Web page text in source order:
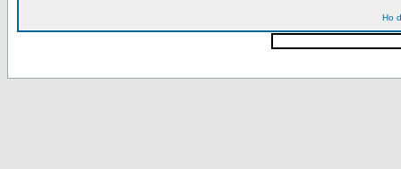
Ho